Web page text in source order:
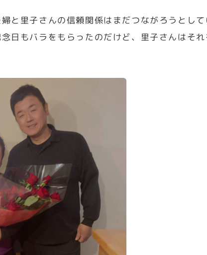
と里子さんの信頼関係はまだつながろうとし
日もバラをもらったのだけど、里子さんはそ